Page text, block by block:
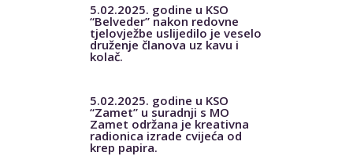
5.02.2025. godine u KSO
“Belveder” nakon redovne
tjelovježbe uslijedilo je veselo
druženje članova uz kavu i
kolač.
5.02.2025. godine u KSO
“Zamet” u suradnji s MO
Zamet održana je kreativna
radionica izrade cvijeća od
krep papira.